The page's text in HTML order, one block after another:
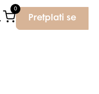
0
Pretplati se